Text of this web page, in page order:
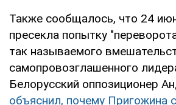
Также сообщалось, что 24
пресекла попытку
так называемого
самопровозглашенного
Белорусский оппозиционер
объяснил, почему Пригожина